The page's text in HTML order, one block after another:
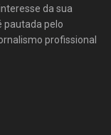
da sua
pautada pelo
profissional